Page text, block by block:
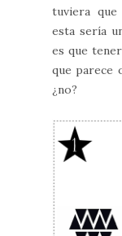
tuviera
esta sería
es que
que parece
¿no?